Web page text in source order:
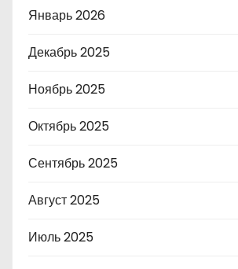
Январь 2026
Декабрь 2025
Ноябрь 2025
Октябрь 2025
Сентябрь 2025
Август 2025
Июль 2025